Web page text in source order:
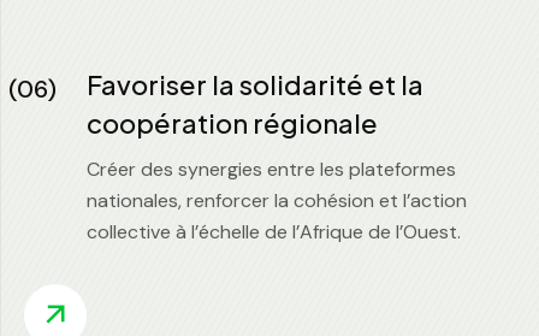
(06)
Favoriser la solidarité et la
coopération régionale
Créer des synergies entre les plateformes
nationales, renforcer la cohésion et l’action
collective à l’échelle de l’Afrique de l’Ouest.